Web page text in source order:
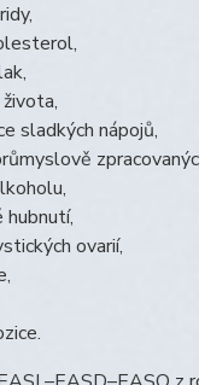
sladkých nápojů,
hubnutí,
ovarií,